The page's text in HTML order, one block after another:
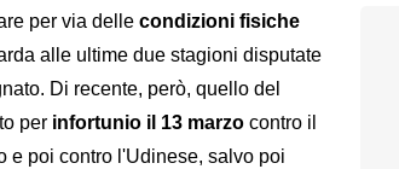
per via delle condizioni fisiche
alle ultime due stagioni disputate
Di recente, però, quello del
per infortunio il 13 marzo contro il
e poi contro l'Udinese, salvo poi